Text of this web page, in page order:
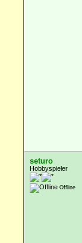
seturo
Hobbyspieler
Offline